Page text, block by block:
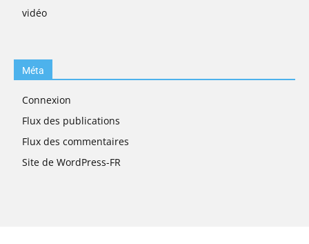
vidéo
Méta
Connexion
Flux des publications
Flux des commentaires
Site de WordPress-FR